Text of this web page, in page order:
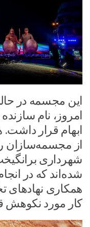
این مجسمه در
امروز، نام
ابهام قرار
از مجسمه‌سازان
شهرداری
شده‌اند که در
همکاری نهادهای
کار مورد نکوهش